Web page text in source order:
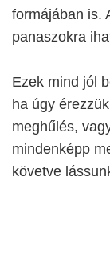
formájában is.
panaszokra
Ezek mind jól
ha úgy
meghűlés,
mindenképp
követve